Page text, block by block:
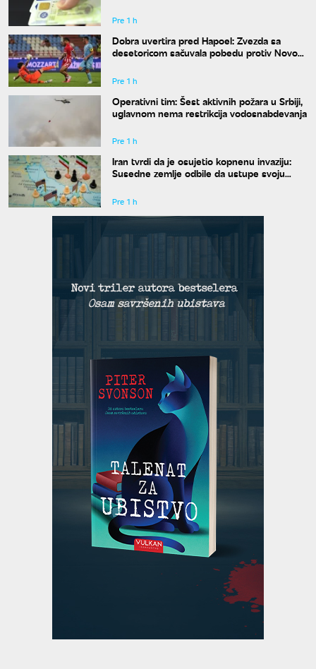
Pre 1 h
Dobra uvertira pred Hapoel: Zvezda sa
desetoricom sačuvala pobedu protiv Novog
Pre 1 h
Operativni tim: Šest aktivnih požara u Srbiji,
uglavnom nema restrikcija vodosnabdevanja
Pre 1 h
Iran tvrdi da je osujetio kopnenu invaziju:
Susedne zemlje odbile da ustupe svoju
Pre 1 h